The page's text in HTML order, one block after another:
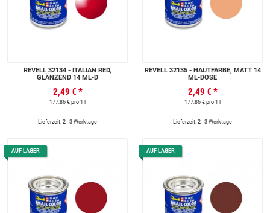
REVELL 32134 - ITALIAN RED,
GLÄNZEND 14 ML-D
2,49 € *
177,86 € pro 1 l
Lieferzeit: 2 - 3 Werktage
REVELL 32135 - HAUTFARBE, MATT 14
ML-DOSE
2,49 € *
177,86 € pro 1 l
Lieferzeit: 2 - 3 Werktage
AUF LAGER AUF LAGER